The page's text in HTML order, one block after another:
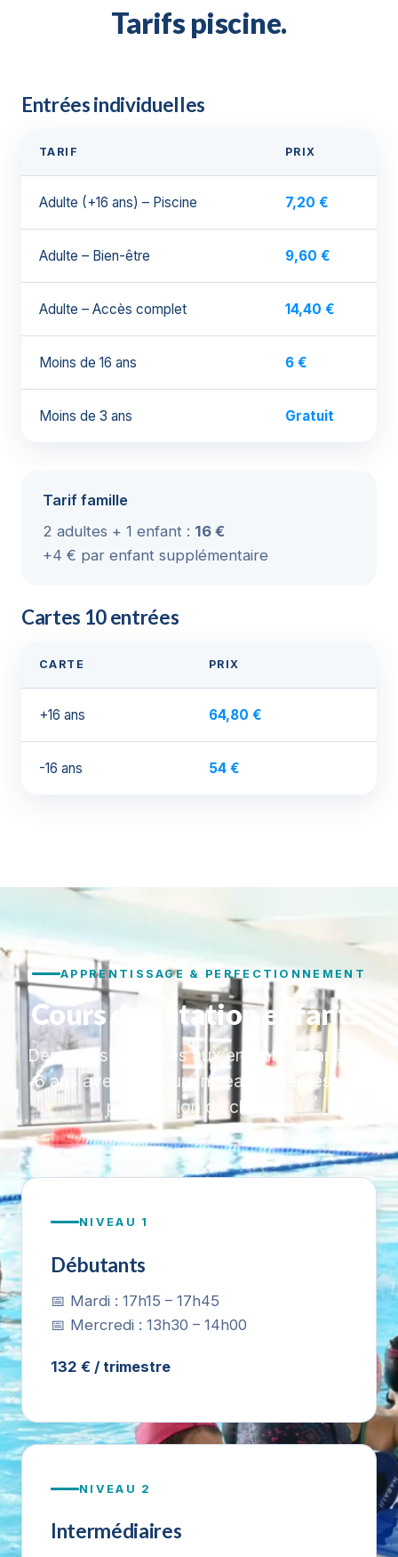
Tarifs piscine.
Entrées individuelles
TARIF PRIX
Adulte (+16 ans) – Piscine 7,20 €
Adulte – Bien-être 9,60 €
Adulte – Accès complet 14,40 €
Moins de 16 ans 6 €
Moins de 3 ans Gratuit
Tarif famille
2 adultes + 1 enfant : 16 €
+4 € par enfant supplémentaire
Cartes 10 entrées
CARTE PRIX
+16 ans 64,80 €
-16 ans 54 €
APPRENTISSAGE & PERFECTIONNEMENT
Cours de natation enfants.
Des cours proposés aux enfants à partir de
6 ans avec plusieurs niveaux adaptés à la
progression de chacun.
NIVEAU 1
Débutants
📅 Mardi : 17h15 – 17h45
📅 Mercredi : 13h30 – 14h00
132 € / trimestre
NIVEAU 2
Intermédiaires